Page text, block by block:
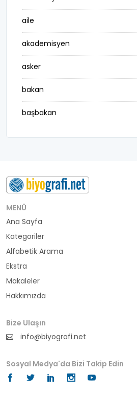
aile
akademisyen
asker
bakan
başbakan
belediye başkanı
buluş
bürokrat
büyükelçi
cumhurbaşkanı
din adamı
doktor
fotoğrafçı
futbol
MENÜ
Ana Sayfa
Kategoriler
Alfabetik Arama
Ekstra
Makaleler
Hakkımızda
Bize Ulaşın
info@biyografi.net
Sosyal Medya'da Bizi Takip Edin